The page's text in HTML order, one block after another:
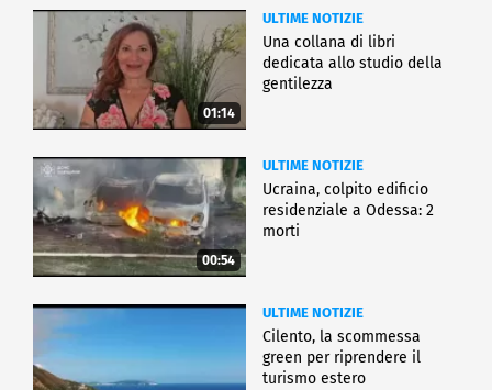
01:14
ULTIME NOTIZIE
Una collana di libri
dedicata allo studio della
gentilezza
00:54
ULTIME NOTIZIE
Ucraina, colpito edificio
residenziale a Odessa: 2
morti
ULTIME NOTIZIE
Cilento, la scommessa
green per riprendere il
turismo estero